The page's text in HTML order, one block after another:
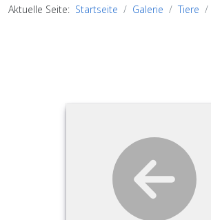
Aktuelle Seite: Startseite Galerie Tiere